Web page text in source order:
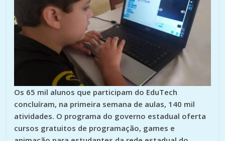
Os 65 mil alunos que participam do EduTech
concluíram, na primeira semana de aulas, 140 mil
atividades. O programa do governo estadual oferta
cursos gratuitos de programação, games e